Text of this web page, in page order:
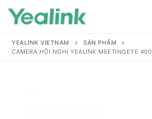
YEALINK VIETNAM
SẢN PHẨM
CAMERA HỘI NGHỊ YEALINK MEETINGEYE 400